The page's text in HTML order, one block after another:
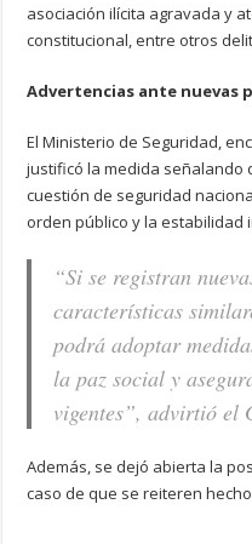
asociación ilícita agravada y
constitucional, entre otros
Advertencias ante nuevas
El Ministerio de Seguridad,
justificó la medida señalando
cuestión de seguridad
orden público y la estabilidad
“Si se registran
características
podrá adoptar
la paz social y
vigentes”, advirtió el
Además, se dejó abierta la
caso de que se reiteren